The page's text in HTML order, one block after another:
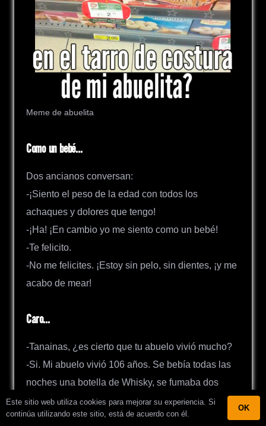
Meme de abuelita
Como un bebé…
Dos ancianos conversan:
-¡Siento el peso de la edad con todos los
achaques y dolores que tengo!
-¡Ha! ¡En cambio yo me siento como un bebé!
-Te felicito.
-No me felicites. ¡Estoy sin pelo, sin dientes, ¡y me
acabo de mear!
Caro…
-Tanainas, ¿es cierto que tu abuelo vivió mucho?
-Si. Mi abuelo vivió 106 años. Se bebía todas las
noches una botella de Whisky, se fumaba dos
paquetes de tabacos finos de Cuba y solo comía
mariscos mediterráneos en fondue de queso azul.
Este sitio web utiliza cookies para mejorar su experiencia. Si
continúa utilizando este sitio, está de acuerdo con él.
OK